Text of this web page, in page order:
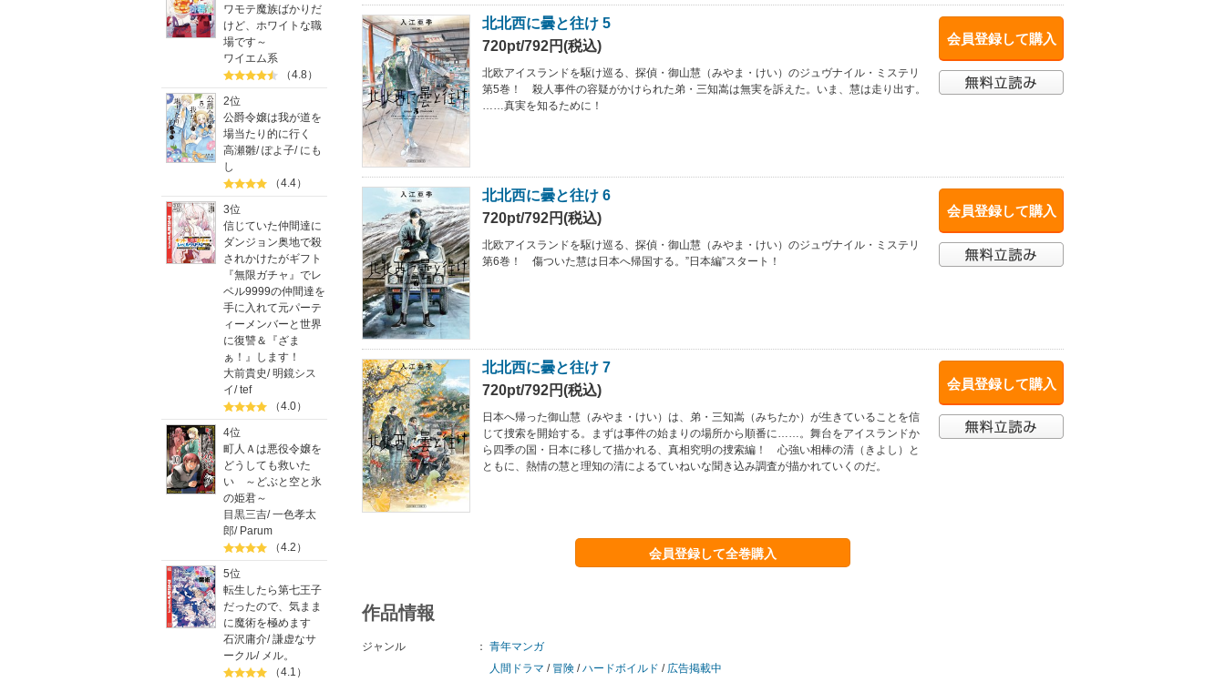
ワモテ魔族ばかりだ
けど、ホワイトな職
場です～
ワイエム系
（4.8）
2位
公爵令嬢は我が道を
場当たり的に行く
高瀬雛/ぽよ子/ にも
し
（4.4）
3位
信じていた仲間達に
ダンジョン奥地で殺
されかけたがギフト
『無限ガチャ』でレ
ベル9999の仲間達を
手に入れて元パーテ
ィーメンバーと世界
に復讐＆『ざま
ぁ！』します！
大前貴史/明鏡シス
イ/tef
（4.0）
4位
町人Ａは悪役令嬢を
どうしても救いた
い ～どぶと空と氷
の姫君～
目黒三吉/一色孝太
郎/ Parum
（4.2）
5位
転生したら第七王子
だったので、気まま
に魔術を極めます
石沢庸介/謙虚なサ
ークル/ メル。
（4.1）
会員登録して購入
北北西に曇と往け 5
720pt/792円(税込)
北欧アイスランドを駆け巡る、探偵・御山慧（みやま・けい）のジュヴナイル・ミステリ
第5巻！ 殺人事件の容疑がかけられた弟・三知嵩は無実を訴えた。いま、慧は走り出す。
……真実を知るために！
会員登録して購入
北北西に曇と往け 6
720pt/792円(税込)
北欧アイスランドを駆け巡る、探偵・御山慧（みやま・けい）のジュヴナイル・ミステリ
第6巻！ 傷ついた慧は日本へ帰国する。”日本編”スタート！
会員登録して購入
北北西に曇と往け 7
720pt/792円(税込)
日本へ帰った御山慧（みやま・けい）は、弟・三知嵩（みちたか）が生きていることを信
じて捜索を開始する。まずは事件の始まりの場所から順番に……。舞台をアイスランドか
ら四季の国・日本に移して描かれる、真相究明の捜索編！ 心強い相棒の清（きよし）と
ともに、熱情の慧と理知の清によるていねいな聞き込み調査が描かれていくのだ。
会員登録して全巻購入
作品情報
ジャンル ： 青年マンガ
人間ドラマ / 冒険 /ハードボイルド / 広告掲載中